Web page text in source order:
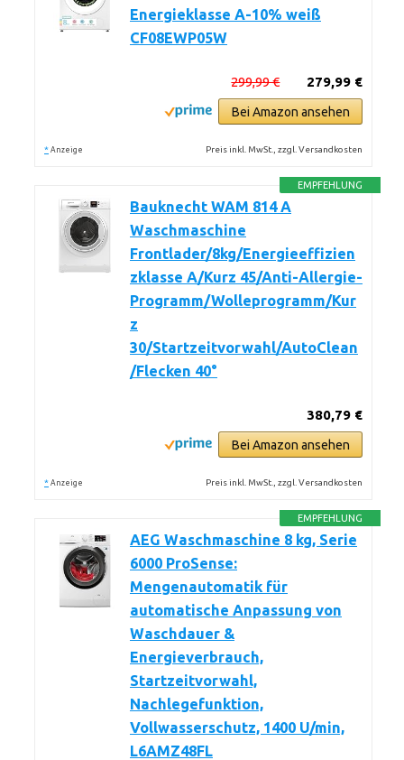
Energieklasse A-10% weiß
CF08EWP05W
279,99 €
299,99 €
Bei Amazon ansehen
* Anzeige Preis inkl. MwSt., zzgl. Versandkosten
EMPFEHLUNG
Bauknecht WAM 814 A
Waschmaschine
Frontlader/8kg/Energieeffizien
zklasse A/Kurz 45/Anti-Allergie-
Programm/Wolleprogramm/Kur
z
30/Startzeitvorwahl/AutoClean
/Flecken 40°
380,79 €
Bei Amazon ansehen
* Anzeige Preis inkl. MwSt., zzgl. Versandkosten
EMPFEHLUNG
AEG Waschmaschine 8 kg, Serie
6000 ProSense:
Mengenautomatik für
automatische Anpassung von
Waschdauer &
Energieverbrauch,
Startzeitvorwahl,
Nachlegefunktion,
Vollwasserschutz, 1400 U/min,
L6AMZ48FL